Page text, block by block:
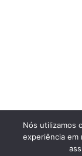
Nós utilizamos
experiência em